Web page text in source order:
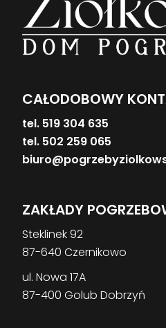
CAŁODOBOWY
tel. 519 304 635
tel. 502 259 065
ZAKŁADY
Steklinek 92
87-640 Czernikowo
ul. Nowa 17A
87-400 Golub Dobrzyń